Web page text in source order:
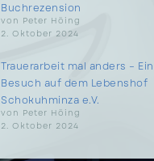
Buchrezension
von Peter Höing
2. Oktober 2024
Trauerarbeit mal anders – Ein
Besuch auf dem Lebenshof
Schokuhminza e.V.
von Peter Höing
2. Oktober 2024